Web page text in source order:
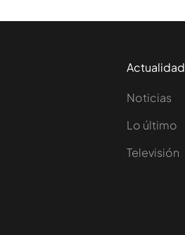
Actualidad
Noticias
Lo último
Televisión